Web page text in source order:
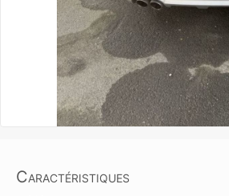
Caractéristiques